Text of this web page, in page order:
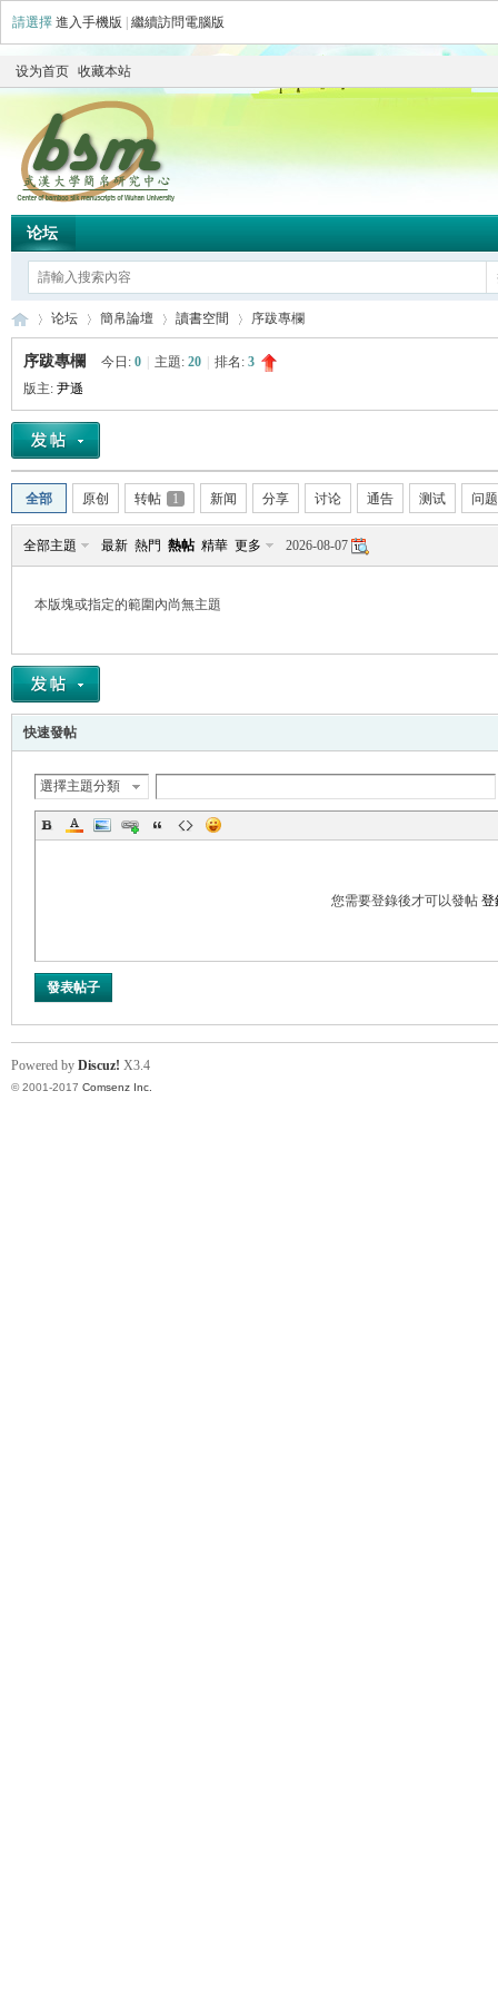
請選擇 進入手機版 繼續訪問電腦版
设为首页 收藏本站
论坛
简 »
论坛
›
簡帛論壇
›
讀書空間
›
序跋專欄
序跋專欄 今日: 0 主題: 20 排名: 3
版主: 尹遜
全部 原创 转帖 1 新闻 分享 讨论 通告 测试 问题
全部主題 最新 熱門 熱帖 精華 更多 2026-08-07
本版塊或指定的範圍內尚無主題
快速發帖
選擇主題分類
您需要登錄後才可以發帖 登
發表帖子
Powered by Discuz! X3.4
© 2001-2017 Comsenz Inc.